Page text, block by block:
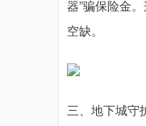
器”骗保险金
空缺。
三、地下城守